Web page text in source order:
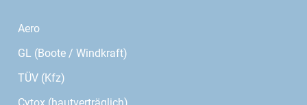
Aero
GL (Boote / Windkraft)
TÜV (Kfz)